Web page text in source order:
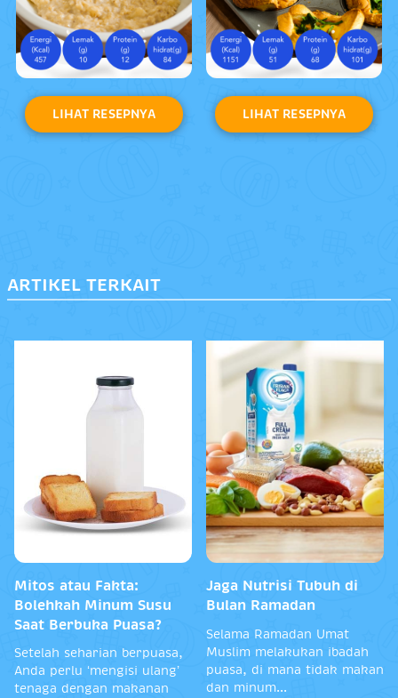
LIHAT RESEPNYA LIHAT RESEPNYA
ARTIKEL TERKAIT
Mitos atau Fakta:
Bolehkah Minum Susu
Saat Berbuka Puasa?
Setelah seharian berpuasa,
Anda perlu ‘mengisi ulang’
tenaga dengan makanan
Jaga Nutrisi Tubuh di
Bulan Ramadan
Selama Ramadan Umat
Muslim melakukan ibadah
puasa, di mana tidak makan
dan minum...